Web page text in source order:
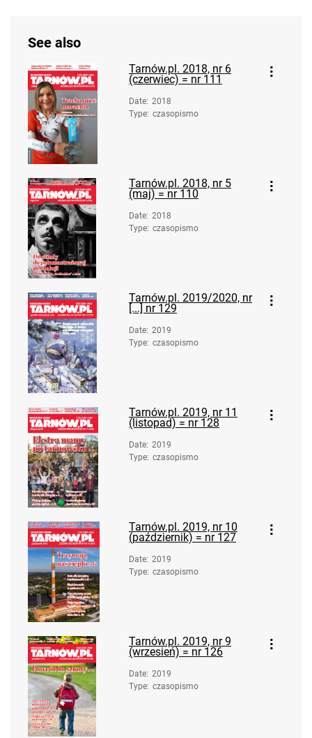
See also
Tarnów.pl. 2018, nr 6
(czerwiec) = nr 111
Date: 2018
Type: czasopismo
Tarnów.pl. 2018, nr 5
(maj) = nr 110
Date: 2018
Type: czasopismo
Tarnów.pl. 2019/2020, nr
[...] nr 129
Date: 2019
Type: czasopismo
Tarnów.pl. 2019, nr 11
(listopad) = nr 128
Date: 2019
Type: czasopismo
Tarnów.pl. 2019, nr 10
(październik) = nr 127
Date: 2019
Type: czasopismo
Tarnów.pl. 2019, nr 9
(wrzesień) = nr 126
Date: 2019
Type: czasopismo